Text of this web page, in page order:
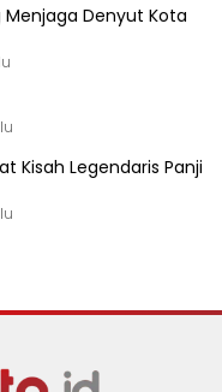
Denyut Kota
Kisah Legendaris Panji